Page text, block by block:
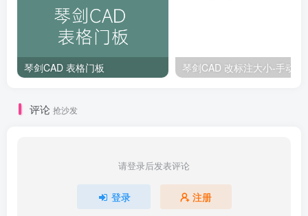
琴剑CAD 表格门板
评论 抢沙发
请登录后发表评论
登录 注册